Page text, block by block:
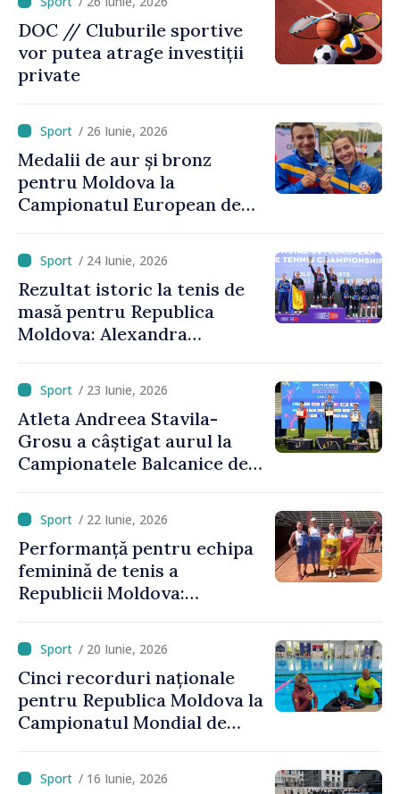
DOC // Cluburile sportive
vor putea atrage investiții
private
/ 26 Iunie, 2026
Medalii de aur și bronz
pentru Moldova la
Campionatul European de
devenit campioană
europeană/ 24 Iunie, 2026
Rezultat istoric la tenis de
masă pentru Republica
Moldova: Alexandra
de bronz la Campionatele
Europene/ 23 Iunie, 2026
Atleta Andreea Stavila-
Grosu a câștigat aurul la
Campionatele Balcanice de
/ 22 Iunie, 2026
Performanță pentru echipa
feminină de tenis a
Republicii Moldova:
după o pauză de 25 de ani
/ 20 Iunie, 2026
Cinci recorduri naționale
pentru Republica Moldova la
Campionatul Mondial de
/ 16 Iunie, 2026